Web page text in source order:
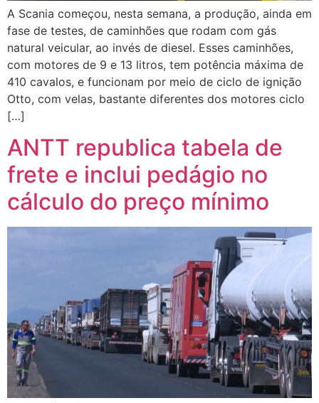
A Scania começou, nesta semana, a produção, ainda em
fase de testes, de caminhões que rodam com gás
natural veicular, ao invés de diesel. Esses caminhões,
com motores de 9 e 13 litros, tem potência máxima de
410 cavalos, e funcionam por meio de ciclo de ignição
Otto, com velas, bastante diferentes dos motores ciclo
[…]
ANTT republica tabela de
frete e inclui pedágio no
cálculo do preço mínimo